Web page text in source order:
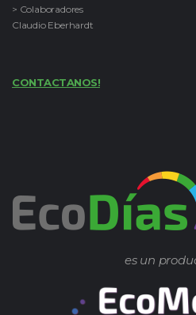
> Colaboradores
Claudio Eberhardt
CONTACTANOS!
es un